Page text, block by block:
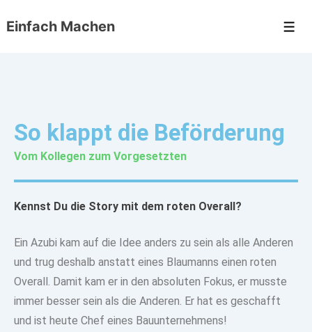
Einfach Machen
So klappt die Beförderung
Vom Kollegen zum Vorgesetzten
Kennst Du die Story mit dem roten Overall?
Ein Azubi kam auf die Idee anders zu sein als alle Anderen
und trug deshalb anstatt eines Blaumanns einen roten
Overall. Damit kam er in den absoluten Fokus, er musste
immer besser sein als die Anderen. Er hat es geschafft
und ist heute Chef eines Bauunternehmens!